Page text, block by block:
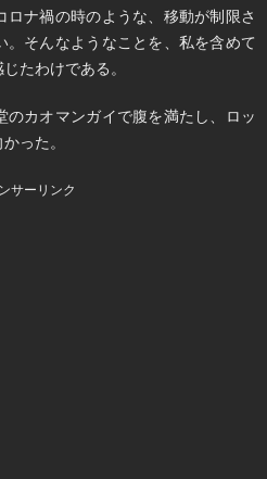
ナ禍の時のような、移動が制限さ
そんなようなことを、私を含めて
たわけである。
カオマンガイで腹を満たし、ロッ
った。
サーリンク